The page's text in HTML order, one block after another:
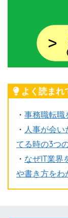
よく読まれ
・ 事務職転職
・ 人事が会
てる時の3つ
・ なぜIT業界
や書き方をわ